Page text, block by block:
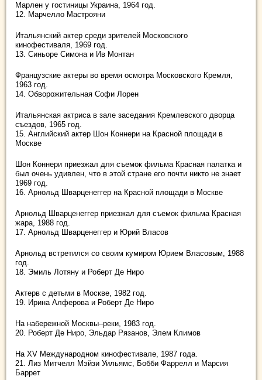
Марлен у гостиницы Украина, 1964 год.
12. Марчелло Мастрояни
Итальянский актер среди зрителей Московского
кинофестиваля, 1969 год.
13. Синьоре Симона и Ив Монтан
Французские актеры во время осмотра Московского Кремля,
1963 год.
14. Обворожительная Софи Лорен
Итальянская актриса в зале заседания Кремлевского дворца
съездов, 1965 год.
15. Английский актер Шон Коннери на Красной площади в
Москве
Шон Коннери приезжал для съемок фильма Красная палатка и
был очень удивлен, что в этой стране его почти никто не знает
1969 год.
16. Арнольд Шварценеггер на Красной площади в Москве
Арнольд Шварценеггер приезжал для съемок фильма Красная
жара, 1988 год.
17. Арнольд Шварценеггер и Юрий Власов
Арнольд встретился со своим кумиром Юрием Власовым, 1988
год.
18. Эмиль Лотяну и Роберт Де Ниро
Актерв с детьми в Москве, 1982 год.
19. Ирина Алферова и Роберт Де Ниро
На набережной Москвы–реки, 1983 год.
20. Роберт Де Ниро, Эльдар Рязанов, Элем Климов
На XV Международном кинофестивале, 1987 года.
21. Лиз Митчелл Мэйзи Уильямс, Бобби Фаррелл и Марсия
Баррет